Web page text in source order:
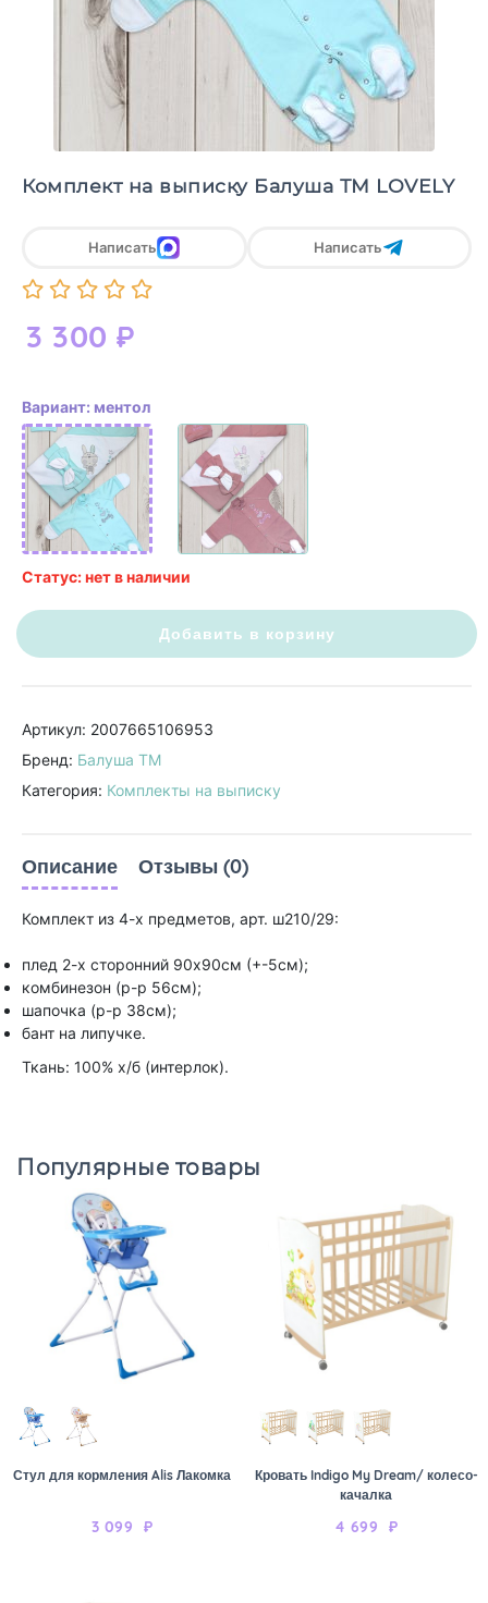
Комплект на выписку Балуша ТМ LOVELY
3 300 ₽
Написать Написать
Вариант: ментол
Статус: нет в наличии
Добавить в корзину
Артикул: 2007665106953
Бренд: Балуша ТМ
Категория: Комплекты на выписку
Описание Отзывы (0)
Комплект из 4-х предметов, арт. ш210/29:
плед 2-х сторонний 90х90см (+-5см);
комбинезон (р-р 56см);
шапочка (р-р 38см);
бант на липучке.
Ткань: 100% х/б (интерлок).
Популярные товары
Стул для кормления Alis Лакомка
3 099 ₽
Кровать Indigo My Dream/ колесо-
качалка
4 699 ₽